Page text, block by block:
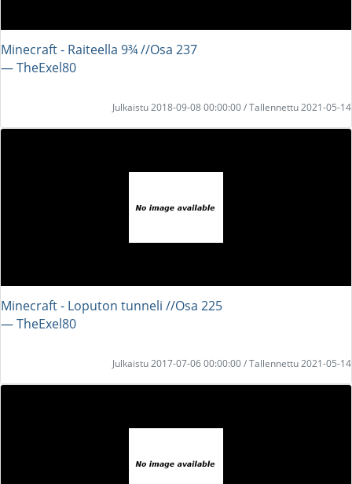
Minecraft - Raiteella 9¾ //Osa 237
― TheExel80
Julkaistu 2018-09-08 00:00:00 / Tallennettu 2021-05-14
Minecraft - Loputon tunneli //Osa 225
― TheExel80
Julkaistu 2017-07-06 00:00:00 / Tallennettu 2021-05-14